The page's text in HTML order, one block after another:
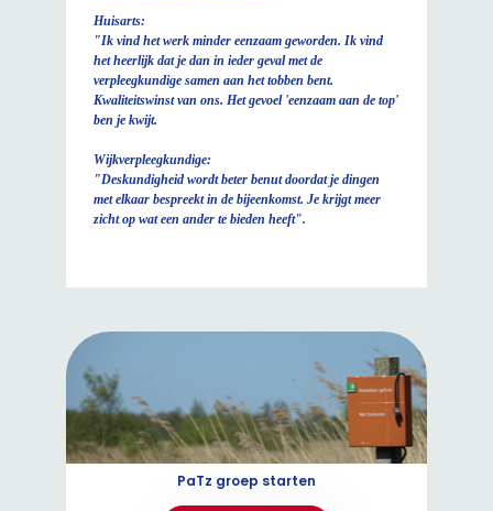
Huisarts:
"Ik vind het werk minder eenzaam geworden. Ik vind
het heerlijk dat je dan in ieder geval met de
verpleegkundige samen aan het tobben bent.
Kwaliteitswinst van ons. Het gevoel 'eenzaam aan de top'
ben je kwijt.
Wijkverpleegkundige:
"Deskundigheid wordt beter benut doordat je dingen
met elkaar bespreekt in de bijeenkomst. Je krijgt meer
zicht op wat een ander te bieden heeft".
PaTz groep starten